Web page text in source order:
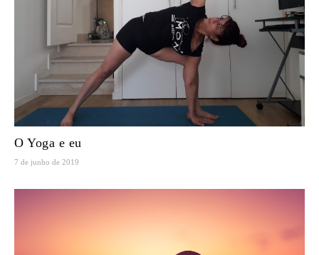
O Yoga e eu
7 de junho de 2019